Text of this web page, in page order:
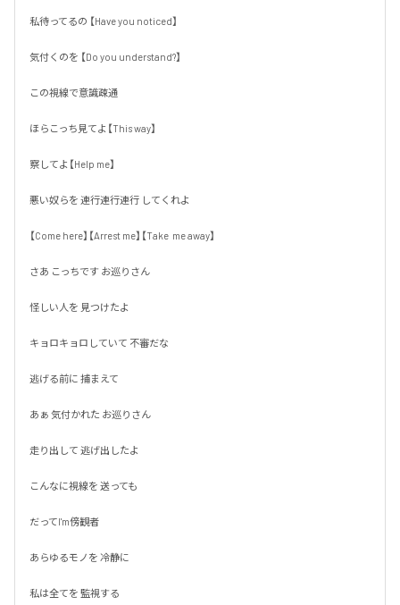
私待ってるの 【Have you noticed】
気付くのを 【Do you understand?】
この視線で意識疎通
ほらこっち見てよ【This way】
察してよ【Help me】
悪い奴らを 連行連行連行 してくれよ
【Come here】【Arrest me】【Take  me away】
さあ こっちです お巡りさん
怪しい人を 見つけたよ
キョロキョロしていて 不審だな
逃げる前に 捕まえて
あぁ 気付かれた お巡りさん
走り出して 逃げ出したよ
こんなに視線を 送っても
だってI'm傍観者
あらゆるモノを 冷静に
私は全てを 監視する